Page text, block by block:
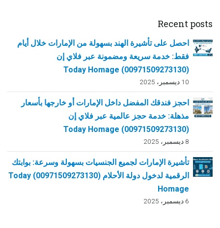
Recent posts
احصل على تأشيرة الهند بسهولة من الإمارات خلال أيام
فقط: خدمة سريعة ومضمونة عبر فلاي إن
(00971509273130) Today Homage
10 ديسمبر، 2025
احجز فندقك المفضل داخل الإمارات أو خارجها بأسعار
مذهلة: خدمة حجز عالمية عبر فلاي إن
(00971509273130) Today Homage
8 ديسمبر، 2025
تأشيرة الإمارات لجميع الجنسيات بسهولة وسرعة: بوابتك
الرقمية لدخول دولة الأحلام (00971509273130) Today
Homage
6 ديسمبر، 2025